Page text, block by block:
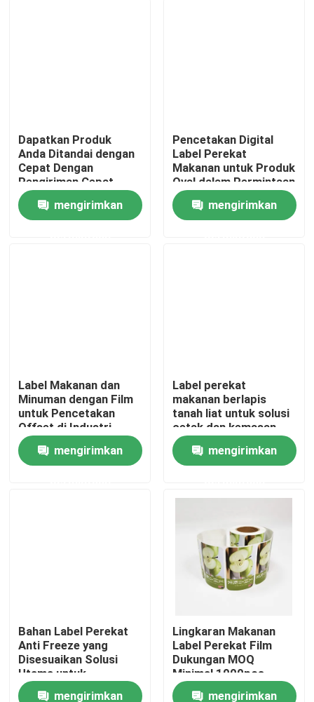
Kontak
Produk
Label Botol Minuman
Label Kosmetik Tahan Air
Dapatkan Produk
Anda Ditandai dengan
Cepat Dengan
Pengiriman Cepat
Dengan Mesin Label
Sticker Botol Express
mengirimkan
Pencetakan Digital
Label Perekat
Makanan untuk Produk
Oval dalam Permintaan
Tinggi
mengirimkan
Label Makanan dan
Minuman dengan Film
untuk Pencetakan
Offset di Industri
Kemasan Minuman
mengirimkan
Label perekat
makanan berlapis
tanah liat untuk solusi
cetak dan kemasan
CMYK
mengirimkan
Bahan Label Perekat
Anti Freeze yang
Disesuaikan Solusi
Utama untuk
Kebutuhan
mengirimkan
Lingkaran Makanan
Label Perekat Film
Dukungan MOQ
Minimal 1000pcs
mengirimkan